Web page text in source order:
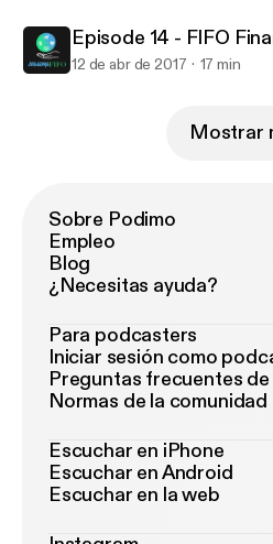
Episode 14 - FIFO
12 de abr de 2017 17 min
Mostrar
Sobre Podimo
Empleo
Blog
¿Necesitas ayuda?
Para podcasters
Iniciar sesión como
Preguntas frecuentes
Normas de la comunidad
Escuchar en iPhone
Escuchar en Android
Escuchar en la web